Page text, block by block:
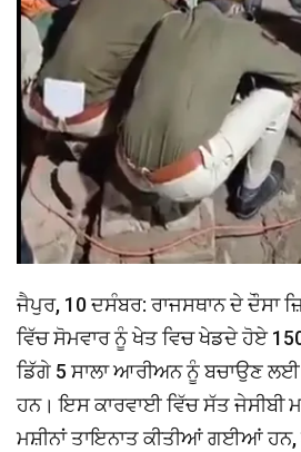
ਜੈਪੁਰ, 10 ਦਸੰਬਰ: ਰਾਜਸਥਾਨ ਦੇ ਦੌਸਾ
ਵਿੱਚ ਸੋਮਵਾਰ ਨੂੰ ਖੇਤ ਵਿਚ ਖੇਡਦੇ ਹੋਏ
ਡਿੱਗੇ 5 ਸਾਲਾ ਆਰੀਅਨ ਨੂੰ ਬਚਾਉਣ ਲਈ
ਹਨ। ਇਸ ਕਾਰਵਾਈ ਵਿੱਚ ਸੱਤ ਜੇਸੀਬੀ
ਮਸ਼ੀਨਾਂ ਤਾਇਨਾਤ ਕੀਤੀਆਂ ਗਈਆਂ